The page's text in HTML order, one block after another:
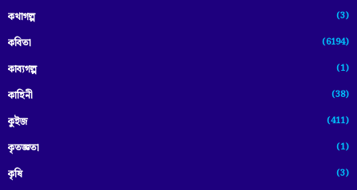
কথাগল্প (3)
কবিতা (6194)
কাব্যগল্প (1)
কাহিনী (38)
কুইজ (411)
কৃতজ্ঞতা (1)
কৃষি (3)